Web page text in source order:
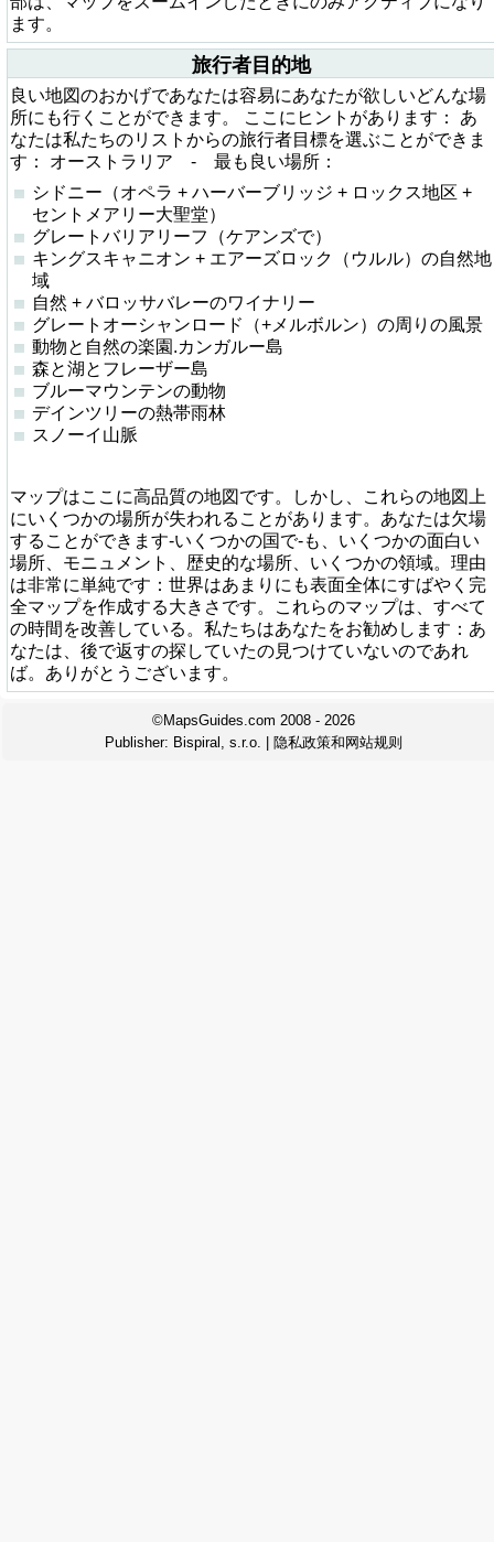
ます。
旅行者目的地
良い地図のおかげであなたは容易にあなたが欲しいどんな場
所にも行くことができます。 ここにヒントがあります： あ
なたは私たちのリストからの旅行者目標を選ぶことができま
す： オーストラリア - 最も良い場所：
シドニー（オペラ + ハーバーブリッジ + ロックス地区 +
セントメアリー大聖堂）
グレートバリアリーフ（ケアンズで）
キングスキャニオン + エアーズロック（ウルル）の自然地
域
自然 + バロッサバレーのワイナリー
グレートオーシャンロード（+メルボルン）の周りの風景
動物と自然の楽園.カンガルー島
森と湖とフレーザー島
ブルーマウンテンの動物
デインツリーの熱帯雨林
スノーイ山脈
マップはここに高品質の地図です。しかし、これらの地図上
にいくつかの場所が失われることがあります。あなたは欠場
することができます-いくつかの国で-も、いくつかの面白い
場所、モニュメント、歴史的な場所、いくつかの領域。理由
は非常に単純です：世界はあまりにも表面全体にすばやく完
全マップを作成する大きさです。これらのマップは、すべて
の時間を改善している。私たちはあなたをお勧めします：あ
なたは、後で返すの探していたの見つけていないのであれ
ば。ありがとうございます。
©MapsGuides.com 2008 - 2026
Publisher: Bispiral, s.r.o. 隐私政策和网站规则